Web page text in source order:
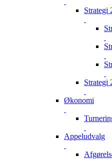
Strategi
Strategi
Økonomi
Appeludvalg